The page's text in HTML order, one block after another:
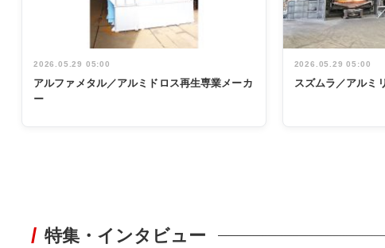
2026.05.29 05:00
アルファメタル／アルミドロス再生専業メーカ
ー
2026.05.29 05:00
スズムラ／アルミ
特集・インタビュー